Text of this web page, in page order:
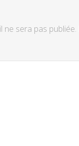
ne sera pas publiée.